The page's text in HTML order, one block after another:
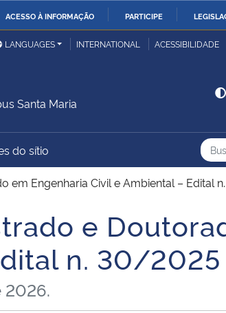
ACESSO À INFORMAÇÃO PARTICIPE
das Relações
Ministério da Economia
Geral da
Família e dos Direitos
do Brasil Planalto
LANGUAGES INTERNATIONAL ACESSIBILIDADE
Santa Maria
do sítio
Engenharia Civil e Ambiental – Edital
e
n. 30/2025
2026.